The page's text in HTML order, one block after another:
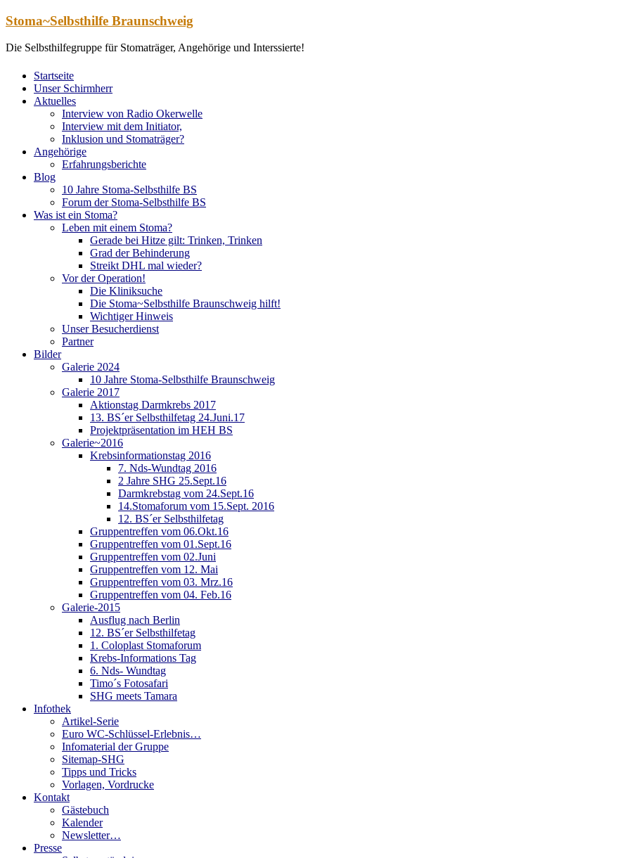
Zum
springen
Stoma~Selbsthilfe Braunschweig
Die Selbsthilfegruppe für Stomaträger, Angehörige und Interssierte!
Startseite
Unser Schirmherr
Aktuelles
Interview von Radio Okerwelle
Interview mit dem Initiator,
Inklusion und Stomaträger?
Angehörige
Erfahrungsberichte
Blog
10 Jahre Stoma-Selbsthilfe BS
Forum der Stoma-Selbsthilfe BS
Was ist ein Stoma?
Leben mit einem Stoma?
Gerade bei Hitze gilt: Trinken, Trinken
Grad der Behinderung
Streikt DHL mal wieder?
Vor der Operation!
Die Kliniksuche
Die Stoma~Selbsthilfe Braunschweig hilft!
Wichtiger Hinweis
Unser Besucherdienst
Partner
Bilder
Galerie 2024
10 Jahre Stoma-Selbsthilfe Braunschweig
Galerie 2017
Aktionstag Darmkrebs 2017
13. BS´er Selbsthilfetag 24.Juni.17
Projektpräsentation im HEH BS
Galerie~2016
Krebsinformationstag 2016
7. Nds-Wundtag 2016
2 Jahre SHG 25.Sept.16
Darmkrebstag vom 24.Sept.16
14.Stomaforum vom 15.Sept. 2016
12. BS´er Selbsthilfetag
Gruppentreffen vom 06.Okt.16
Gruppentreffen vom 01.Sept.16
Gruppentreffen vom 02.Juni
Gruppentreffen vom 12. Mai
Gruppentreffen vom 03. Mrz.16
Gruppentreffen vom 04. Feb.16
Galerie-2015
Ausflug nach Berlin
12. BS´er Selbsthilfetag
1. Coloplast Stomaforum
Krebs-Informations Tag
6. Nds- Wundtag
Timo´s Fotosafari
SHG meets Tamara
Infothek
Artikel-Serie
Euro WC-Schlüssel-Erlebnis…
Infomaterial der Gruppe
Sitemap-SHG
Tipps und Tricks
Vorlagen, Vordrucke
Kontakt
Gästebuch
Kalender
Newsletter…
Presse